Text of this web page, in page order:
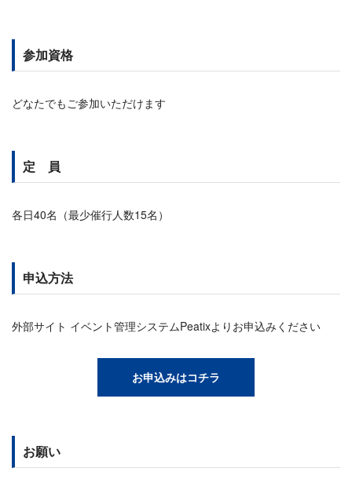
参加資格
どなたでもご参加いただけます
定 員
各日40名（最少催行人数15名）
申込方法
外部サイト イベント管理システムPeatixよりお申込みください
お申込みはコチラ
お願い